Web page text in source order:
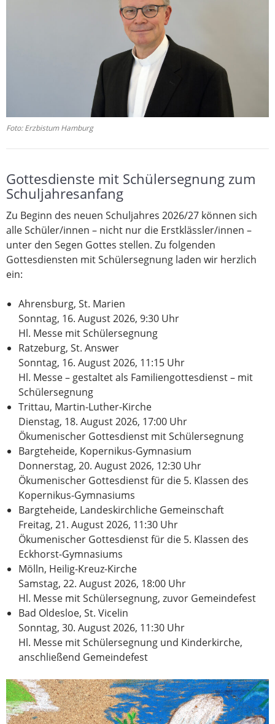
Foto: Erzbistum Hamburg
Gottesdienste mit Schülersegnung zum
Schuljahresanfang
Zu Beginn des neuen Schuljahres 2026/27 können sich
alle Schüler/innen – nicht nur die Erstklässler/innen –
unter den Segen Gottes stellen. Zu folgenden
Gottesdiensten mit Schülersegnung laden wir herzlich
ein:
Ahrensburg, St. Marien
Sonntag, 16. August 2026, 9:30 Uhr
Hl. Messe mit Schülersegnung
Ratzeburg, St. Answer
Sonntag, 16. August 2026, 11:15 Uhr
Hl. Messe – gestaltet als Familiengottesdienst – mit
Schülersegnung
Trittau, Martin-Luther-Kirche
Dienstag, 18. August 2026, 17:00 Uhr
Ökumenischer Gottesdienst mit Schülersegnung
Bargteheide, Kopernikus-Gymnasium
Donnerstag, 20. August 2026, 12:30 Uhr
Ökumenischer Gottesdienst für die 5. Klassen des
Kopernikus-Gymnasiums
Bargteheide, Landeskirchliche Gemeinschaft
Freitag, 21. August 2026, 11:30 Uhr
Ökumenischer Gottesdienst für die 5. Klassen des
Eckhorst-Gymnasiums
Mölln, Heilig-Kreuz-Kirche
Samstag, 22. August 2026, 18:00 Uhr
Hl. Messe mit Schülersegnung, zuvor Gemeindefest
Bad Oldesloe, St. Vicelin
Sonntag, 30. August 2026, 11:30 Uhr
Hl. Messe mit Schülersegnung und Kinderkirche,
anschließend Gemeindefest